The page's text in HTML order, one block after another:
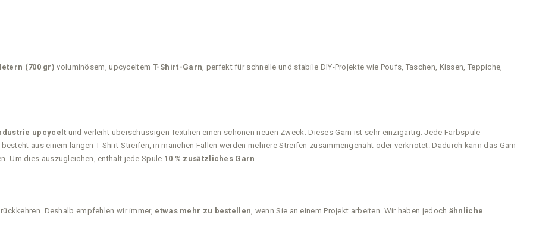
(700 gr) voluminösem, upcyceltem T-Shirt-Garn , perfekt für schnelle und stabile DIY-Projekte wie Poufs, Taschen, Kissen, Teppiche,
upcycelt und verleiht überschüssigen Textilien einen schönen neuen Zweck. Dieses Garn ist sehr einzigartig: Jede Farbspule
aus einem langen T-Shirt-Streifen, in manchen Fällen werden mehrere Streifen zusammengenäht oder verknotet. Dadurch kann das Garn
Um dies auszugleichen, enthält jede Spule 10 % zusätzliches Garn .
Deshalb empfehlen wir immer, etwas mehr zu bestellen , wenn Sie an einem Projekt arbeiten. Wir haben jedoch ähnliche